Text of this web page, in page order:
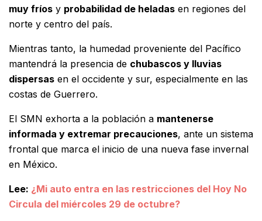
muy fríos y probabilidad de heladas en regiones del
norte y centro del país.
Mientras tanto, la humedad proveniente del Pacífico
mantendrá la presencia de chubascos y lluvias
dispersas en el occidente y sur, especialmente en las
costas de Guerrero.
El SMN exhorta a la población a mantenerse
informada y extremar precauciones, ante un sistema
frontal que marca el inicio de una nueva fase invernal
en México.
Lee: ¿Mi auto entra en las restricciones del Hoy No
Circula del miércoles 29 de octubre?